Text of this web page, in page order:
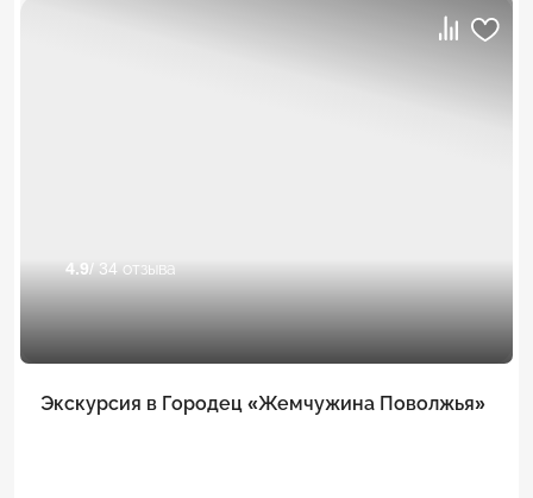
4.9 / 34 отзыва
Экскурсия в Городец «Жемчужина Поволжья»